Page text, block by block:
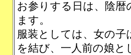
お参りする日は、陰暦
ます。
服装としては、女の
を結び、一人前の娘